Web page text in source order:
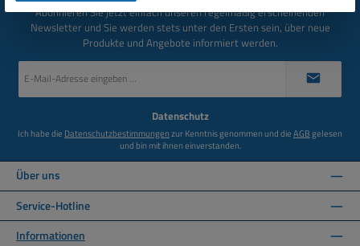
Abonnieren Sie jetzt einfach unseren regelmäßig erscheinenden
Newsletter und Sie werden stets unter den Ersten sein, über neue
Produkte und Angebote informiert werden.
Mail-
Datenschutz
Ich habe die Datenschutzbestimmungenzur Kenntnis genommen und dieAGBgelesen
und bin mit ihnen einverstanden.
Über uns
Service-Hotline
Informationen